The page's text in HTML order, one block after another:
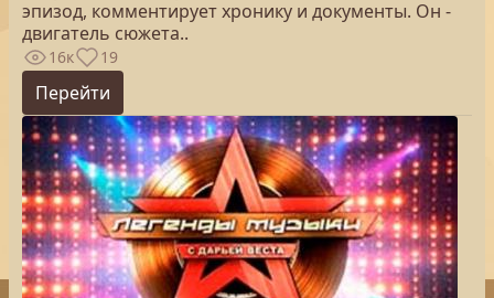
эпизод, комментирует хронику и документы. Он -
двигатель сюжета..
16к 19
Перейти